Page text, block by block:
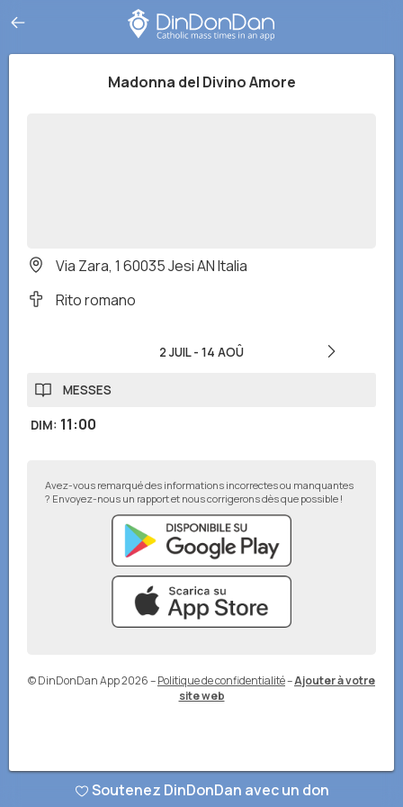
Madonna del Divino Amore
Via Zara, 1 60035 Jesi AN Italia
Rito romano
2 JUIL- 14 AOÛ
MESSES
DIM: 11:00
Avez-vous remarqué des informations incorrectes ou manquantes
? Envoyez-nous un rapport et nous corrigerons dès que possible !
© DinDonDan App 2026–Politique de confidentialité–Ajouter à votre
site web
Soutenez DinDonDan avec un don